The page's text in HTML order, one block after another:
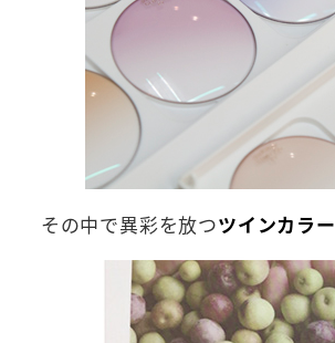
その中で異彩を放つツインカラー